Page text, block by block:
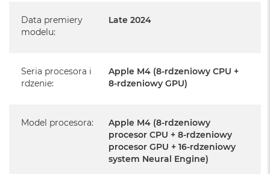
A
i
r
M
o
Język polski wybieramy przy pierwszym uruchomieniu
urządzenia.
24-calowy iMac
Mysz Magic Mouse
Zasilacz o mocy 143W
Data premiery
modelu:
Late 2024
Seria procesora i
rdzenie:
Apple M4 (8-rdzeniowy CPU +
8-rdzeniowy GPU)
Model procesora:
Apple M4 (8-rdzeniowy
procesor CPU + 8-rdzeniowy
procesor GPU + 16-rdzeniowy
system Neural Engine)